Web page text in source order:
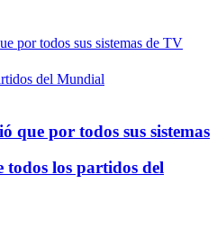
que por todos sus sistemas
todos los partidos del